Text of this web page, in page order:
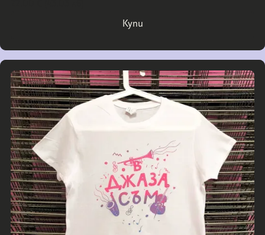
Купи
Купи